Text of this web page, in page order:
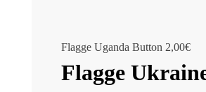
Flagge Uganda Button 2,00€
Flagge